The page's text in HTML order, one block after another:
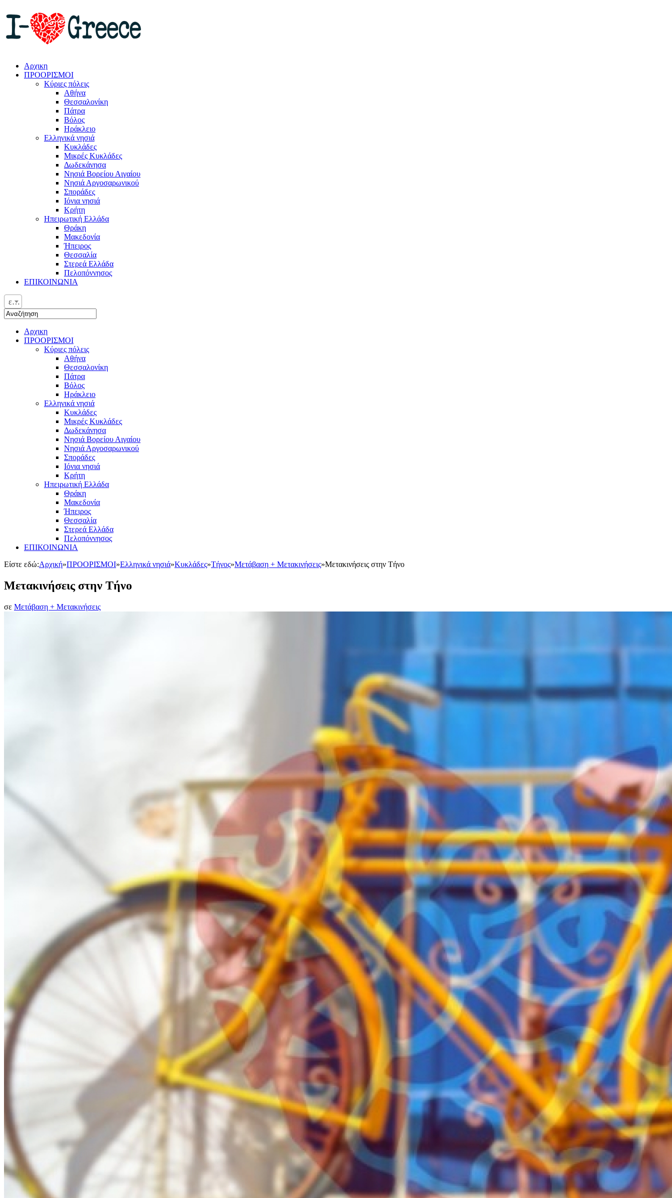
Αρχικη
ΠΡΟΟΡΙΣΜΟΙ
Κύριες πόλεις
Αθήνα
Θεσσαλονίκη
Πάτρα
Βόλος
Ηράκλειο
Ελληνικά νησιά
Κυκλάδες
Μικρές Κυκλάδες
Δωδεκάνησα
Νησιά Βορείου Αιγαίου
Νησιά Αργοσαρωνικού
Σποράδες
Ιόνια νησιά
Κρήτη
Ηπειρωτική Ελλάδα
Θράκη
Μακεδονία
Ήπειρος
Θεσσαλία
Στερεά Ελλάδα
Πελοπόννησος
ΕΠΙΚΟΙΝΩΝΙΑ
ελ
Αρχικη
ΠΡΟΟΡΙΣΜΟΙ
Κύριες πόλεις
Αθήνα
Θεσσαλονίκη
Πάτρα
Βόλος
Ηράκλειο
Ελληνικά νησιά
Κυκλάδες
Μικρές Κυκλάδες
Δωδεκάνησα
Νησιά Βορείου Αιγαίου
Νησιά Αργοσαρωνικού
Σποράδες
Ιόνια νησιά
Κρήτη
Ηπειρωτική Ελλάδα
Θράκη
Μακεδονία
Ήπειρος
Θεσσαλία
Στερεά Ελλάδα
Πελοπόννησος
ΕΠΙΚΟΙΝΩΝΙΑ
Είστε εδώ:Αρχική»ΠΡΟΟΡΙΣΜΟΙ»Ελληνικά νησιά»Κυκλάδες»Τήνος»Μετάβαση + Μετακινήσεις»Μετακινήσεις στην Τήνο
Μετακινήσεις στην Τήνο
σε Μετάβαση + Μετακινήσεις